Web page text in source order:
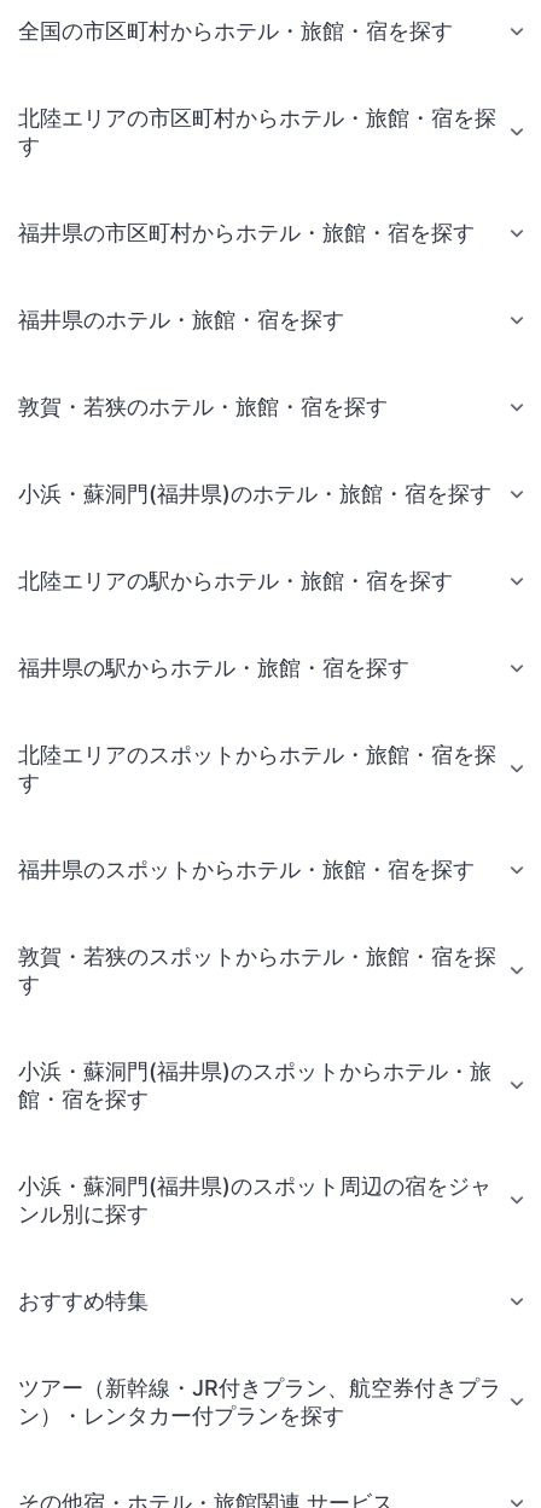
全国の市区町村からホテル・旅館・宿を探す
北陸エリアの市区町村からホテル・旅館・宿を探
す
福井県の市区町村からホテル・旅館・宿を探す
福井県のホテル・旅館・宿を探す
敦賀・若狭のホテル・旅館・宿を探す
小浜・蘇洞門(福井県)のホテル・旅館・宿を探す
北陸エリアの駅からホテル・旅館・宿を探す
福井県の駅からホテル・旅館・宿を探す
北陸エリアのスポットからホテル・旅館・宿を探
す
福井県のスポットからホテル・旅館・宿を探す
敦賀・若狭のスポットからホテル・旅館・宿を探
す
小浜・蘇洞門(福井県)のスポットからホテル・旅
館・宿を探す
小浜・蘇洞門(福井県)のスポット周辺の宿をジャ
ンル別に探す
おすすめ特集
ツアー（新幹線・JR付きプラン、航空券付きプラ
ン）・レンタカー付プランを探す